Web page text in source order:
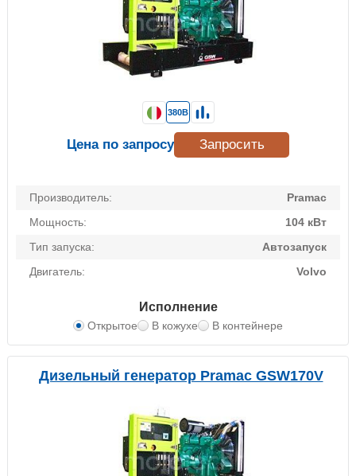
Производитель:
Pramac
Мощность:
104 кВт
Тип запуска:
Автозапуск
Двигатель:
Volvo
Исполнение
Открытое В кожухе В контейнере
380В
Цена по запросу Запросить
Дизельный генератор Pramac GSW170V